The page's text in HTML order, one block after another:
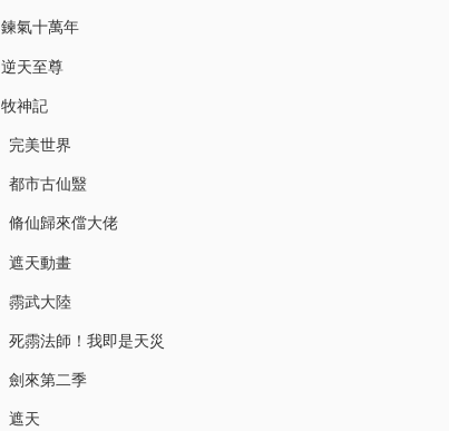
鍊氣十萬年
逆天至尊
牧神記
完美世界
都市古仙毉
脩仙歸來儅大佬
遮天動畫
霛武大陸
死霛法師！我即是天災
劍來第二季
遮天